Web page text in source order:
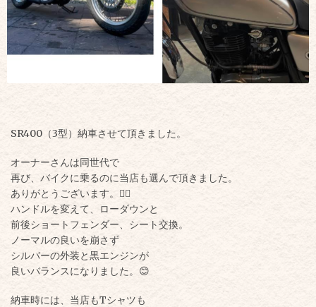
SR400（3型） 納車させて頂きました。
オーナーさんは同世代で
再び、バイクに乗るのに当店も選んで頂きました。
ありがとうございます。🙂‍↕️
ハンドルを変えて、ローダウンと
前後ショートフェンダー、シート交換。
ノーマルの良いを崩さず
シルバーの外装と黒エンジンが
良いバランスになりました。😊
納車時には、当店もTシャツも